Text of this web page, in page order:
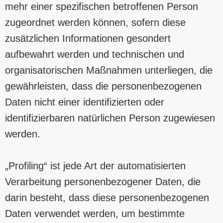
mehr einer spezifischen betroffenen Person
zugeordnet werden können, sofern diese
zusätzlichen Informationen gesondert
aufbewahrt werden und technischen und
organisatorischen Maßnahmen unterliegen, die
gewährleisten, dass die personenbezogenen
Daten nicht einer identifizierten oder
identifizierbaren natürlichen Person zugewiesen
werden.
„Profiling“ ist jede Art der automatisierten
Verarbeitung personenbezogener Daten, die
darin besteht, dass diese personenbezogenen
Daten verwendet werden, um bestimmte